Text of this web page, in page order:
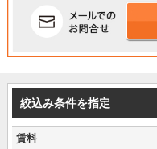
絞込み条件を指定
賃料